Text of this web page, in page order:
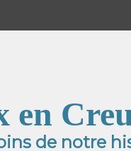
en
de notre